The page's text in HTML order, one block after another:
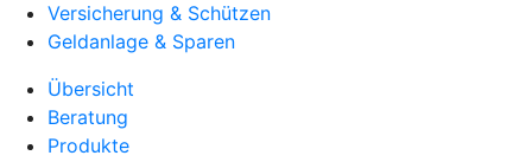
Versicherung & Schützen
Geldanlage & Sparen
Übersicht
Beratung
Produkte